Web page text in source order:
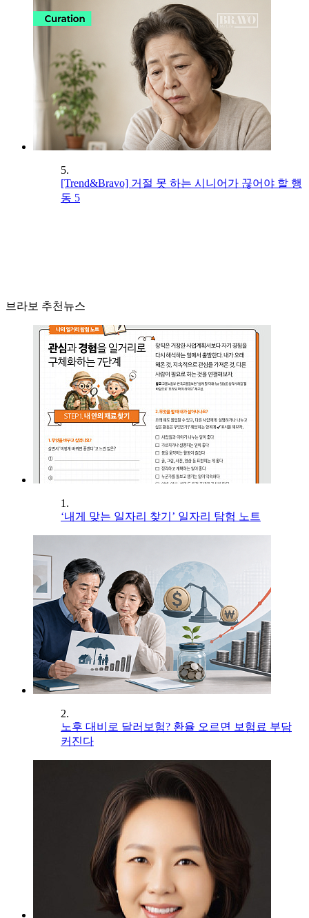
5.
[Trend&Bravo] 거절 못 하는 시니어가 끊어야 할 행
동 5
브라보 추천뉴스
1.
‘내게 맞는 일자리 찾기’ 일자리 탐험 노트
2.
노후 대비로 달러보험? 환율 오르면 보험료 부담
커진다